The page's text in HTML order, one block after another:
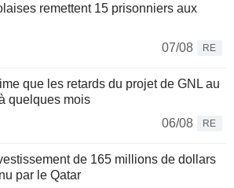
remettent 15 prisonniers aux
07/08
RE
que les retards du projet de GNL au
quelques mois
06/08
RE
de 165 millions de dollars
par le Qatar